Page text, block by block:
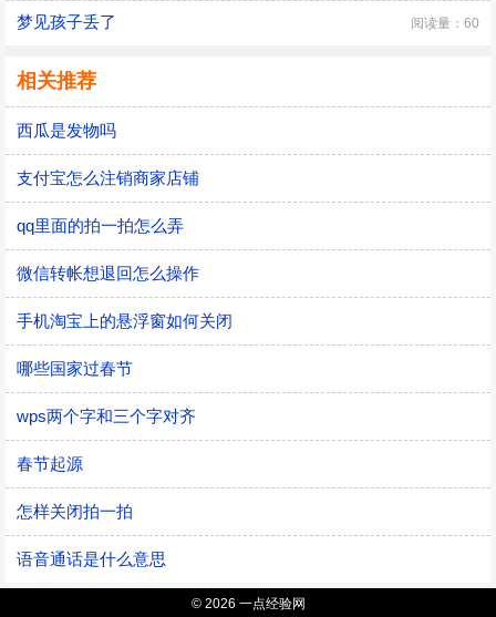
梦见孩子丢了 阅读量：60
相关推荐
西瓜是发物吗
支付宝怎么注销商家店铺
qq里面的拍一拍怎么弄
微信转帐想退回怎么操作
手机淘宝上的悬浮窗如何关闭
哪些国家过春节
wps两个字和三个字对齐
春节起源
怎样关闭拍一拍
语音通话是什么意思
© 2026 一点经验网